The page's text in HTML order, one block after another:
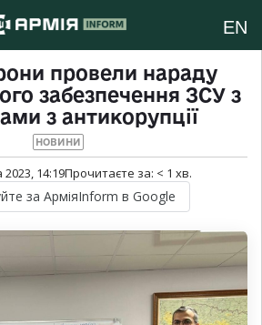
EN
провели нараду
забезпечення ЗСУ з
з антикорупції
НОВИНИ
14:19Прочитаєте за: < 1 хв.
за АрміяInform в Google